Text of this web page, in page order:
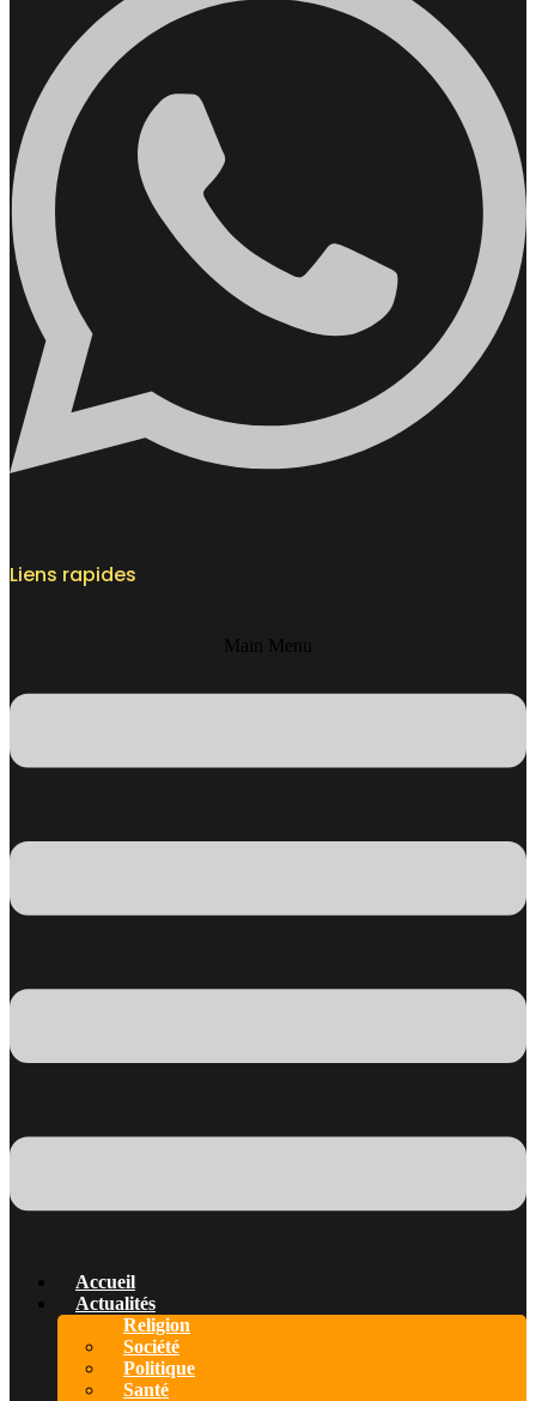
Liens rapides
Main Menu
Accueil
Actualités
Religion
Société
Politique
Santé